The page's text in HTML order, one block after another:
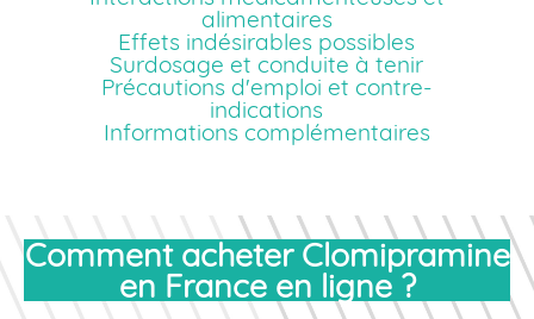
alimentaires
Effets indésirables possibles
Surdosage et conduite à tenir
Précautions d'emploi et contre-
indications
Informations complémentaires
Comment acheter Clomipramine
en France en ligne ?